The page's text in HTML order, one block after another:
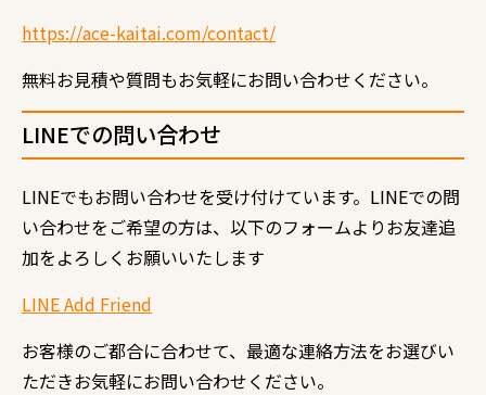
https://ace-kaitai.com/contact/
無料お見積や質問もお気軽にお問い合わせください。
LINEでの問い合わせ
LINEでもお問い合わせを受け付けています。 LINEでの問
い合わせをご希望の方は、以下のフォームよりお友達追
加をよろしくお願いいたします
LINE Add Friend
お客様のご都合に合わせて、最適な連絡方法をお選びい
ただきお気軽にお問い合わせください。